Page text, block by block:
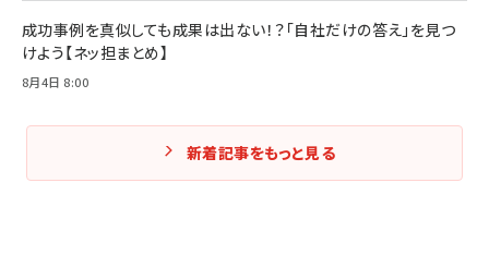
成功事例を真似しても成果は出ない！？「自社だけの答え」を見つ
けよう【ネッ担まとめ】
8月4日 8:00
新着記事をもっと見る